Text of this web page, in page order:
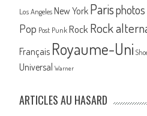
Los Angeles New York Parisphotos
Pop Post Punk Rock Rock
Français Royaume-Uni
Universal Warner
ARTICLES AU HASARD